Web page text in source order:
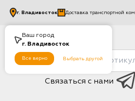
Ваш город
г. Владивосток
Все верно Выбрать другой
г. Владивосток Доставка транспортной
Связаться с нами